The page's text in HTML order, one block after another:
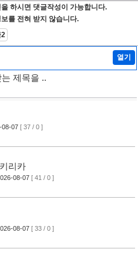
하시면 댓글작성이 가능합니다.
를 전혀 받지 않습니다.
2
열기
제목을 ..
08-07 [ 37 / 0 ]
리카
08-07 [ 41 / 0 ]
08-07 [ 33 / 0 ]